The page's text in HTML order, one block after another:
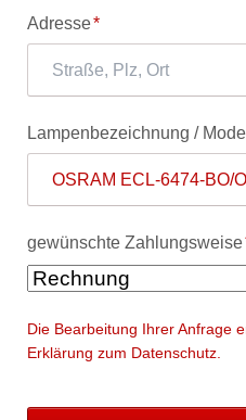
Pflichtfeld
Adresse*
Pflichtfeld
Lampenbezeichnung /
Pflichtfeld
gewünschte Zahlungsweise
Die Bearbeitung Ihrer Anfrage
Erklärung zum Datenschutz.